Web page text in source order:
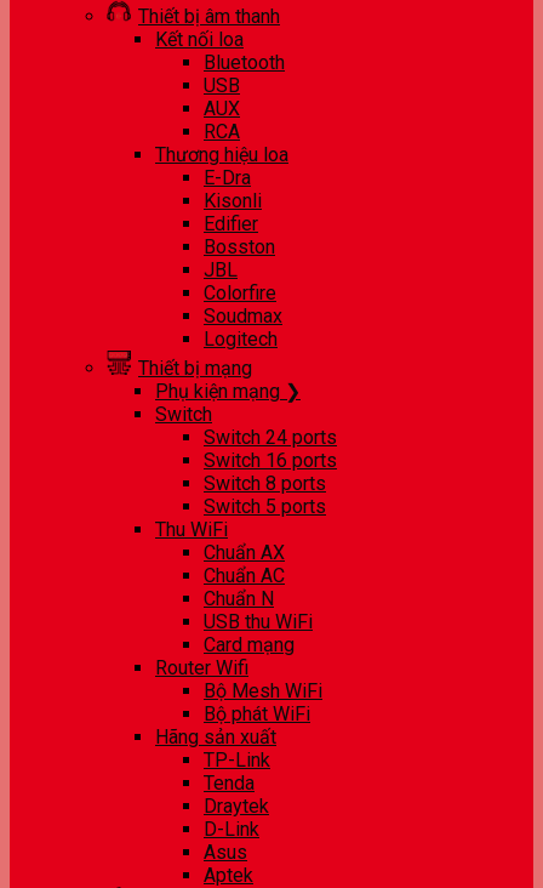
Thiết bị âm thanh
Kết nối loa
Bluetooth
USB
AUX
RCA
Thương hiệu loa
E-Dra
Kisonli
Edifier
Bosston
JBL
Colorfire
Soudmax
Logitech
Thiết bị mạng
Phụ kiện mạng ❯
Switch
Switch 24 ports
Switch 16 ports
Switch 8 ports
Switch 5 ports
Thu WiFi
Chuẩn AX
Chuẩn AC
Chuẩn N
USB thu WiFi
Card mạng
Router Wifi
Bộ Mesh WiFi
Bộ phát WiFi
Hãng sản xuất
TP-Link
Tenda
Draytek
D-Link
Asus
Aptek